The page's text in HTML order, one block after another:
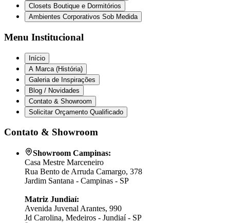
Closets Boutique e Dormitórios
Ambientes Corporativos Sob Medida
Menu Institucional
Início
A Marca (História)
Galeria de Inspirações
Blog / Novidades
Contato & Showroom
Solicitar Orçamento Qualificado
Contato & Showroom
Showroom Campinas:
Casa Mestre Marceneiro
Rua Bento de Arruda Camargo, 378
Jardim Santana - Campinas - SP
Matriz Jundiaí:
Avenida Juvenal Arantes, 990
Jd Carolina, Medeiros - Jundiaí - SP